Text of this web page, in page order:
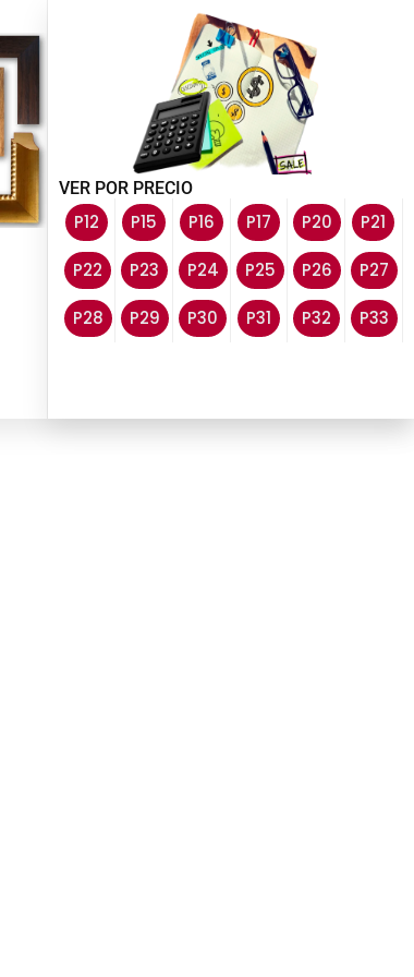
VER POR PRECIO
P12
P22
P28
P15
P23
P29
P16
P24
P30
P17
P25
P31
P20
P26
P32
P21
P27
P33